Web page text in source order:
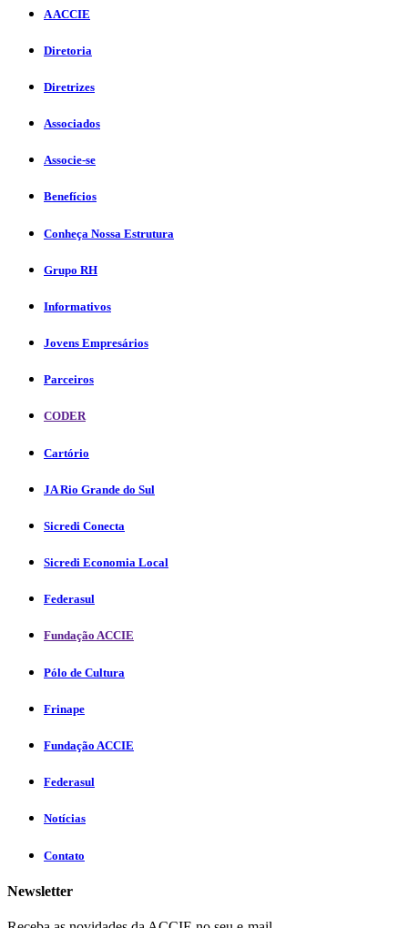
A ACCIE
Diretoria
Diretrizes
Associados
Associe-se
Benefícios
Conheça Nossa Estrutura
Grupo RH
Informativos
Jovens Empresários
Parceiros
CODER
Cartório
JA Rio Grande do Sul
Sicredi Conecta
Sicredi Economia Local
Federasul
Fundação ACCIE
Pólo de Cultura
Frinape
Fundação ACCIE
Federasul
Notícias
Contato
Newsletter